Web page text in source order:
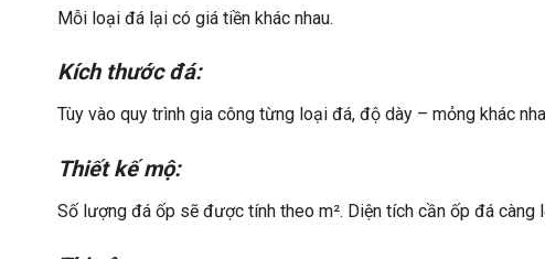
Mỗi loại đá lại có giá tiền khác nhau.
Kích thước đá:
Tùy vào quy trình gia công từng loại đá, độ dày – mỏng khác
Thiết kế mộ:
Số lượng đá ốp sẽ được tính theo m². Diện tích cần ốp đá càng